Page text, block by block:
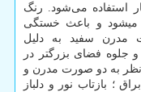
استفاده می‌شود. رنگ
میشود و باعث خستگی
مدرن سفید به دلیل
جلوه فضای بزرگتر در
به دو صورت مدرن و
؛ بازتاب نور و دلباز